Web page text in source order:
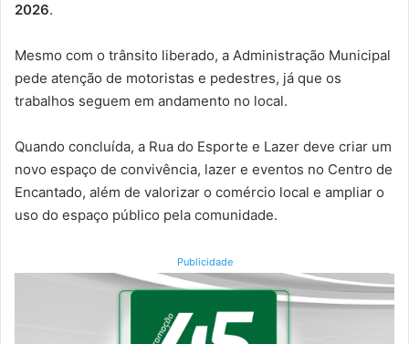
2026.
Mesmo com o trânsito liberado, a Administração Municipal
pede atenção de motoristas e pedestres, já que os
trabalhos seguem em andamento no local.
Quando concluída, a Rua do Esporte e Lazer deve criar um
novo espaço de convivência, lazer e eventos no Centro de
Encantado, além de valorizar o comércio local e ampliar o
uso do espaço público pela comunidade.
Publicidade